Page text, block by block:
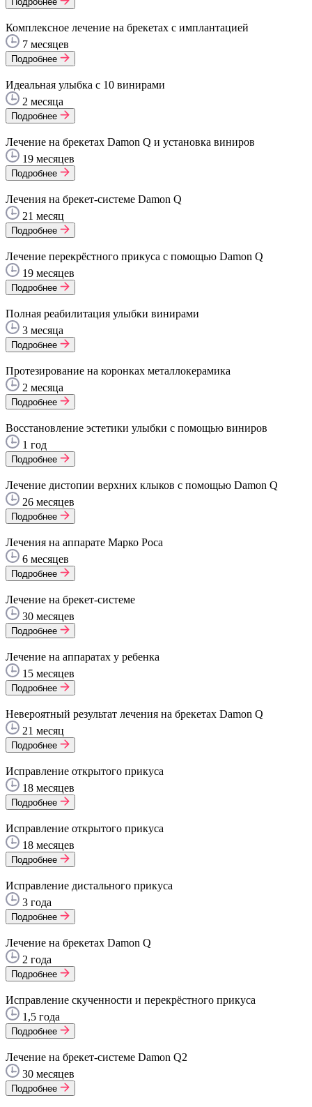
Комплексное лечение на брекетах с имплантацией
7 месяцев
Подробнее
Идеальная улыбка с 10 винирами
2 месяца
Подробнее
Лечение на брекетах Damon Q и установка виниров
19 месяцев
Подробнее
Лечения на брекет-системе Damon Q
21 месяц
Подробнее
Лечение перекрёстного прикуса с помощью Damon Q
19 месяцев
Подробнее
Полная реабилитация улыбки винирами
3 месяца
Подробнее
Протезирование на коронках металлокерамика
2 месяца
Подробнее
Восстановление эстетики улыбки с помощью виниров
1 год
Подробнее
Лечение дистопии верхних клыков с помощью Damon Q
26 месяцев
Подробнее
Лечения на аппарате Марко Роса
6 месяцев
Подробнее
Лечение на брекет-системе
30 месяцев
Подробнее
Лечение на аппаратах у ребенка
15 месяцев
Подробнее
Невероятный результат лечения на брекетах Damon Q
21 месяц
Подробнее
Исправление открытого прикуса
18 месяцев
Подробнее
Исправление открытого прикуса
18 месяцев
Подробнее
Исправление дистального прикуса
3 года
Подробнее
Лечение на брекетах Damon Q
2 года
Подробнее
Исправление скученности и перекрёстного прикуса
1,5 года
Подробнее
Лечение на брекет-системе Damon Q2
30 месяцев
Подробнее